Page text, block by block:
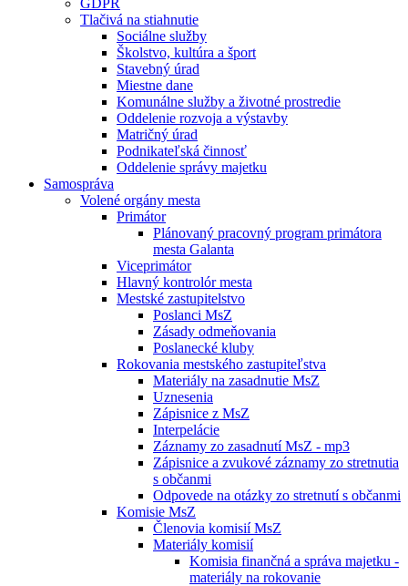
GDPR
Tlačivá na stiahnutie
Sociálne služby
Školstvo, kultúra a šport
Stavebný úrad
Miestne dane
Komunálne služby a životné prostredie
Oddelenie rozvoja a výstavby
Matričný úrad
Podnikateľská činnosť
Oddelenie správy majetku
Samospráva
Volené orgány mesta
Primátor
Plánovaný pracovný program primátora
mesta Galanta
Viceprimátor
Hlavný kontrolór mesta
Mestské zastupitelstvo
Poslanci MsZ
Zásady odmeňovania
Poslanecké kluby
Rokovania mestského zastupiteľstva
Materiály na zasadnutie MsZ
Uznesenia
Zápisnice z MsZ
Interpelácie
Záznamy zo zasadnutí MsZ - mp3
Zápisnice a zvukové záznamy zo stretnutia
s občanmi
Odpovede na otázky zo stretnutí s občanmi
Komisie MsZ
Členovia komisií MsZ
Materiály komisií
Komisia finančná a správa majetku -
materiály na rokovanie